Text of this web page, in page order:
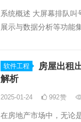
系统概述 大屏幕排队叫
展示与数据分析等功能
软件工程
房屋出租
解析
2025-01-24 992赞
在房地产市场中，无论